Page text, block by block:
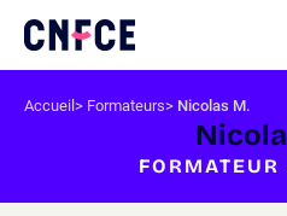
contenu
à
Logo
site
Accueil Formateurs Nicolas M.
FORMATEUR